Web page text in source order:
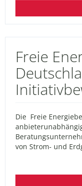
Freie
Die Freie
von Strom- und